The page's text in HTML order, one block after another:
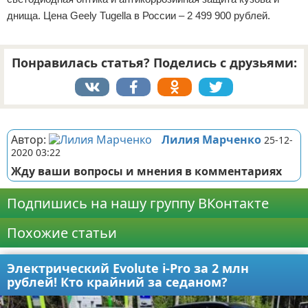
днища. Цена Geely Tugella в России – 2 499 900 рублей.
Понравилась статья? Поделись с друзьями:
Автор: Лилия Марченко 25-12-
2020 03:22
Жду ваши вопросы и мнения в комментариях
Подпишись на нашу группу ВКонтакте
Похожие статьи
Электрический Evolute i-Pro за 2 млн
рублей! Кто крайний за седаном?